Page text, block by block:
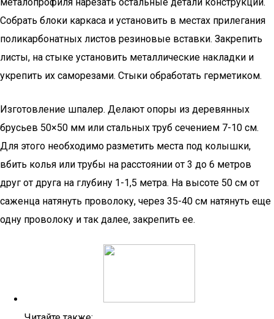
Собрать блоки каркаса и установить в местах прилегания
поликарбонатных листов резиновые вставки. Закрепить
листы, на стыке установить металлические накладки и
укрепить их саморезами. Стыки обработать герметиком.
Изготовление шпалер. Делают опоры из деревянных
брусьев 50×50 мм или стальных труб сечением 7-10 см.
Для этого необходимо разметить места под колышки,
вбить колья или трубы на расстоянии от 3 до 6 метров
друг от друга на глубину 1-1,5 метра. На высоте 50 см от
саженца натянуть проволоку, через 35-40 см натянуть еще
одну проволоку и так далее, закрепить ее.